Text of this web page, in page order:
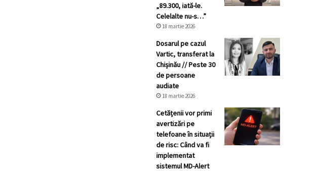
„89.300, iată-le.
Celelalte nu-s…”
18 martie 2026
Dosarul pe cazul
Vartic, transferat la
Chișinău // Peste 30
de persoane
audiate
18 martie 2026
Cetățenii vor primi
avertizări pe
telefoane în situații
de risc: Când va fi
implementat
sistemul MD-Alert